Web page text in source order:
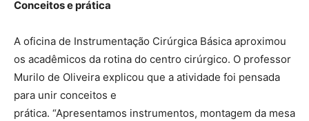
Conceitos e prática
A oficina de Instrumentação Cirúrgica Básica aproximou
os acadêmicos da rotina do centro cirúrgico. O professor
Murilo de Oliveira explicou que a atividade foi pensada
para unir conceitos e
prática. “Apresentamos instrumentos, montagem da mesa